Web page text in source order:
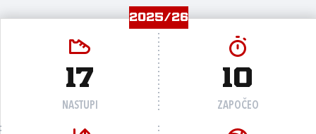
2025/26
17
NASTUPI
10
ZAPOČEO